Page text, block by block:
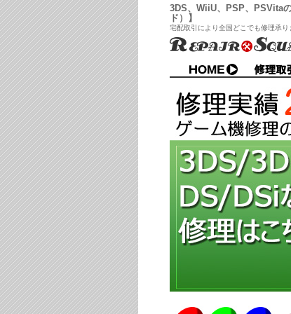
3DS、WiiU、PSP、PSVita
ド）】
宅配取引により全国どこでも修理承り